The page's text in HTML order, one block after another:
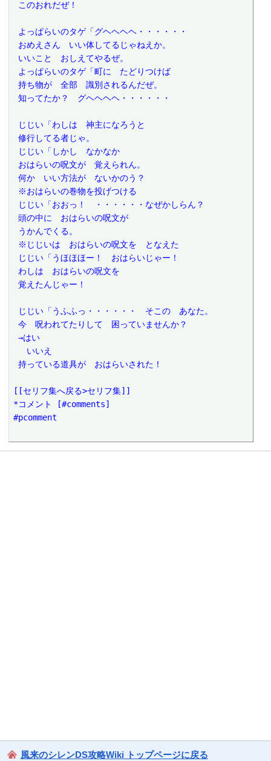
このおれだぜ！
よっぱらいのタゲ「グヘヘヘヘ・・・・・・
おめえさん　いい体してるじゃねえか。
いいこと　おしえてやるぜ。
よっぱらいのタゲ「町に　たどりつけば
持ち物が　全部　識別されるんだぜ。
知ってたか？　グヘヘヘヘ・・・・・・
じじい「わしは　神主になろうと
修行してる者じゃ。
じじい「しかし　なかなか
おはらいの呪文が　覚えられん。
何か　いい方法が　ないかのう？
※おはらいの巻物を投げつける
じじい「おおっ！　・・・・・・なぜかしらん？
頭の中に　おはらいの呪文が
うかんでくる。
※じじいは　おはらいの呪文を　となえた
じじい「うほほほー！　おはらいじゃー！
わしは　おはらいの呪文を
覚えたんじゃー！
じじい「うふふっ・・・・・・　そこの　あなた。
今　呪われてたりして　困っていませんか？
→はい
いいえ
持っている道具が　おはらいされた！
[[セリフ集へ戻る>セリフ集]]
*コメント [#comments]
#pcomment
風来のシレンDS攻略Wiki トップページに戻る